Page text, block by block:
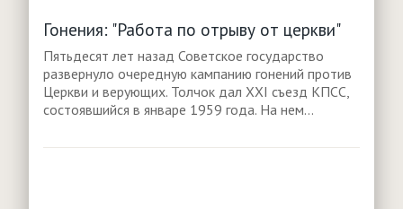
Гонения: "Работа по отрыву от церкви"
Пятьдесят лет назад Советское государство
развернуло очередную кампанию гонений против
Церкви и верующих. Толчок дал XXI съезд КПСС,
состоявшийся в январе 1959 года. На нем...